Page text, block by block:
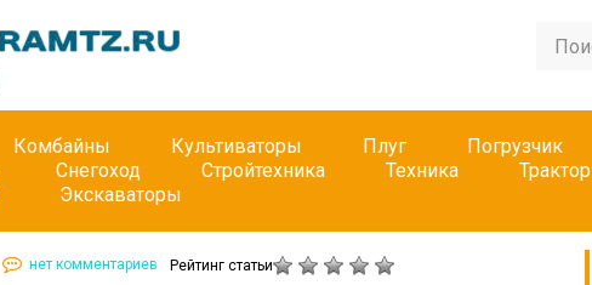
Комбайны Культиваторы Плуг Погрузчик
Снегоход Стройтехника Техника Трактор
Экскаваторы
нет комментариев Рейтинг статьи